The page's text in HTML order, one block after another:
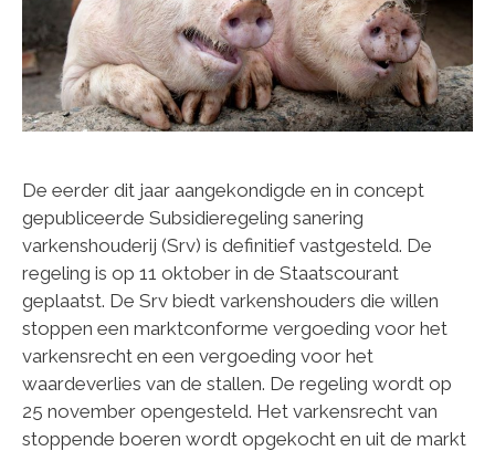
De eerder dit jaar aangekondigde en in concept
gepubliceerde Subsidieregeling sanering
varkenshouderij (Srv) is definitief vastgesteld. De
regeling is op 11 oktober in de Staatscourant
geplaatst. De Srv biedt varkenshouders die willen
stoppen een marktconforme vergoeding voor het
varkensrecht en een vergoeding voor het
waardeverlies van de stallen. De regeling wordt op
25 november opengesteld. Het varkensrecht van
stoppende boeren wordt opgekocht en uit de markt